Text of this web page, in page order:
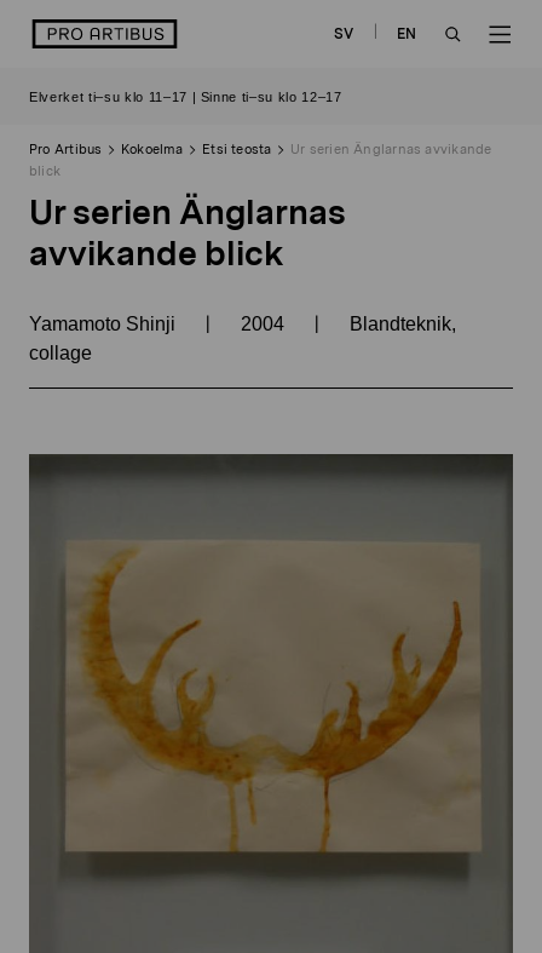
sisältöön
logo SV
EN
Elverket ti–su klo 11–17 | Sinne ti–su klo 12–17
Pro Artibus Kokoelma Etsi teosta
Ur serien Änglarnas avvikande
blick
Ur serien Änglarnas
avvikande blick
Yamamoto Shinji | 2004 |
Blandteknik,
collage